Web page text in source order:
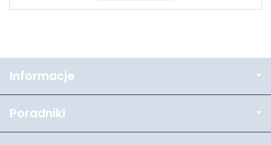
Informacje
Poradniki